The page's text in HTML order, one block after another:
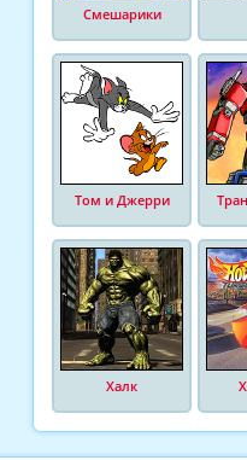
Смешарики
Том и Джерри
Халк